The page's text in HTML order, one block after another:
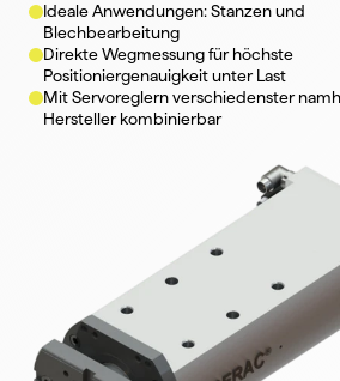
Ideale Anwendungen: Stanzen und
Blechbearbeitung
Direkte Wegmessung für höchste
Positioniergenauigkeit unter Last
Mit Servoreglern verschiedenster
Hersteller kombinierbar